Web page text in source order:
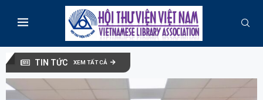
TIN TỨC XEM TẤT CẢ